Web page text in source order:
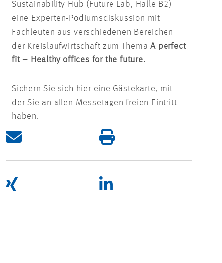
Sustainability Hub (Future Lab, Halle B2)
eine Experten-Podiumsdiskussion mit
Fachleuten aus verschiedenen Bereichen
der Kreislaufwirtschaft zum ThemaA perfect
fit – Healthy offices for the future.
Sichern Sie sich hiereine Gästekarte, mit
der Sie an allen Messetagen freien Eintritt
haben.